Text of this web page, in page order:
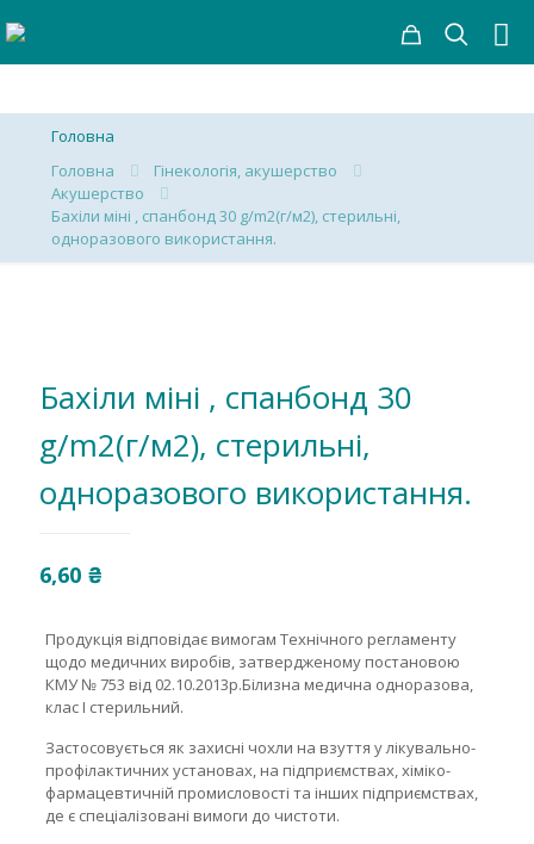
Головна
Головна
Гінекологія, акушерство
Акушерство
Бахіли міні , спанбонд 30 g/m2(г/м2), стерильні,
одноразового використання.
Бахіли міні , спанбонд 30
g/m2(г/м2), стерильні,
одноразового використання.
6,60 ₴
Продукція відповідає вимогам Технічного регламенту
щодо медичних виробів, затвердженому постановою
КМУ № 753 від 02.10.2013р.Білизна медична одноразова,
клас І стерильний.
Застосовується як захисні чохли на взуття у лікувально-
профілактичних установах, на підприємствах, хіміко-
фармацевтичній промисловості та інших підприємствах,
де є спеціалізовані вимоги до чистоти.